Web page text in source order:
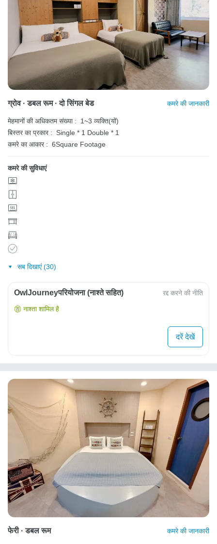
ग्रोव · डबल रूम · दो सिंगल बेड कमरे की जानकारी
मेहमानों की अधिकतम संख्या :
1~3 व्यक्ति(यों)
बिस्तर का प्रकार :
Single * 1 Double * 1
कमरे का आकार : 6Square Footage
कमरे की सुविधाएं
सब दिखाएं (30)
OwlJourneyपरियोजना (नाश्ते सहित) रद्द करने की नीति
नाश्ता शामिल है
दरें देखें
फेरी · डबल रूम कमरे की जानकारी